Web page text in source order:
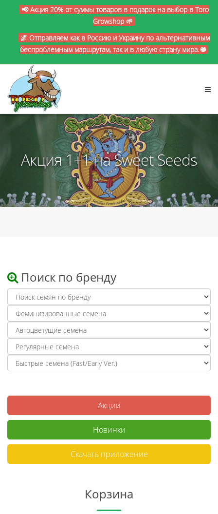
📢 Акция 20% от суммы товаров в подарок на выбор в Toro
Growshop 🌱
🌌 Отправляем как в Россию и Украину по альтернативным
беспроблемным маршрутам, так и в любую страну мира. 🌐
Акция 1+1 на Sweet Seeds
Поиск по бренду
Акции
Новинки
Скачать приложение
Корзина